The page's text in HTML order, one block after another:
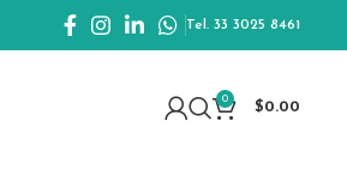
Tel. 33 3025 8461
0
$0.00